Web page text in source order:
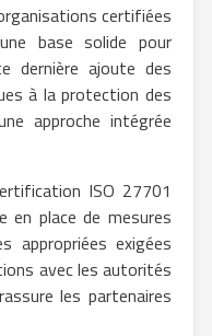
certifiées
base solide pour
dernière ajoute des
à la protection des
approche intégrée
ISO 27701
en place de mesures
appropriées exigées
avec les autorités
les partenaires